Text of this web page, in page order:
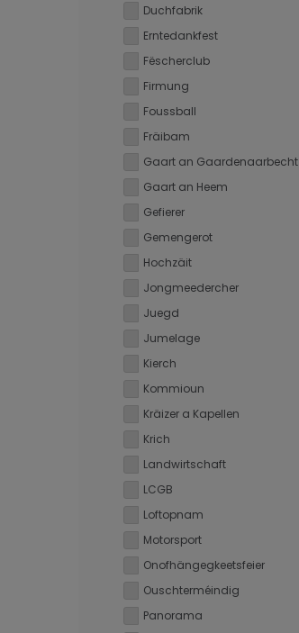
Duchfabrik
Erntedankfest
Fëscherclub
Firmung
Foussball
Fräibam
Gaart an Gaardenaarbecht
Gaart an Heem
Gefierer
Gemengerot
Hochzäit
Jongmeedercher
Juegd
Jumelage
Kierch
Kommioun
Kräizer a Kapellen
Krich
Landwirtschaft
LCGB
Loftopnam
Motorsport
Onofhängegkeetsfeier
Ouschterméindig
Panorama